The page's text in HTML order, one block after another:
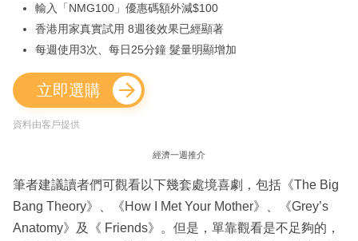
輸入「NMG100」優惠碼額外減$100
香港用家真實試用 8週後效果已經顯著
每週使用3次、每日25分鐘 髮量明顯增加
立即選購
資料由客戶提供
經濟一週推介
筆者建議讀者們可觀看以下幾套處境喜劇，包括《The Big
Bang Theory》、《How I Met Your Mother》、《Grey’s
Anatomy》及《 Friends》。但是，單靠觀看是不足夠的，